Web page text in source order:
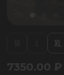
XL
7350.00 ₽